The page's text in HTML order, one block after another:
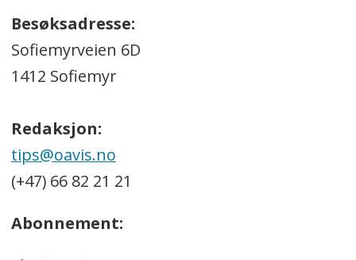
Besøksadresse:
Sofiemyrveien 6D
1412 Sofiemyr
Redaksjon:
tips@oavis.no
(+47) 66 82 21 21
Abonnement: